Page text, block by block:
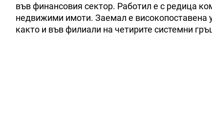
във финансовия сектор. Работил е с редица
недвижими имоти. Заемал е високопоставена
както и във филиали на четирите системни